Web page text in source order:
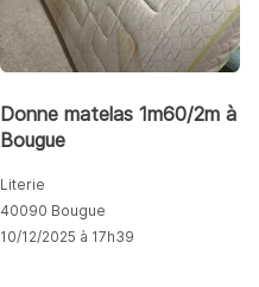
Donne matelas 1m60/2m à
Bougue
Literie
40090 Bougue
10/12/2025 à 17h39